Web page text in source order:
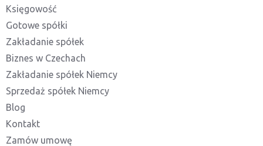
Księgowość
Gotowe spółki
Zakładanie spółek
Biznes w Czechach
Zakładanie spółek Niemcy
Sprzedaż spółek Niemcy
Blog
Kontakt
Zamów umowę